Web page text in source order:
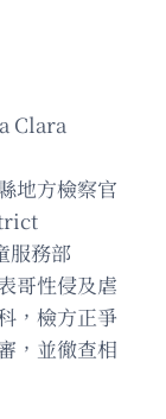
Clara
地方檢察官
服務部
哥性侵及虐
，檢方正爭
，並徹查相